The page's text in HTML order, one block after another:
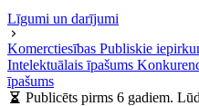
Līgumi un darījumi
Komerctiesības Publiskie
Intelektuālais īpašums
īpašums
Publicēts pirms 6 gadiem.